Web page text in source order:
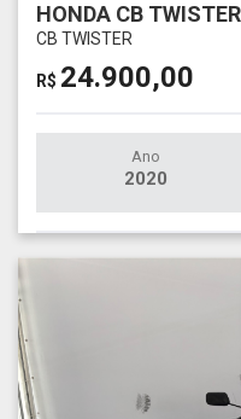
HONDA CB TWISTER
CB TWISTER
R$ 24.900,00
Ano
2020